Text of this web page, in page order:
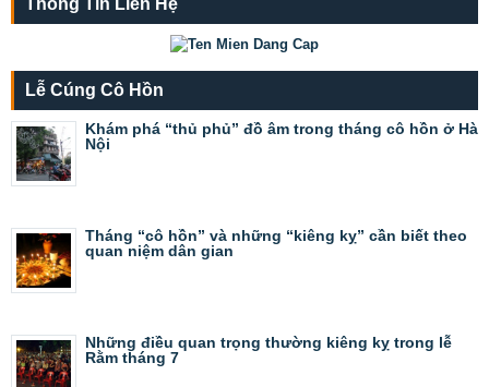
Lễ Cúng Cô Hồn
Khám phá “thủ phủ” đồ âm trong tháng cô hồn ở Hà
Nội
Tháng “cô hồn” và những “kiêng kỵ” cần biết theo
quan niệm dân gian
Những điều quan trọng thường kiêng kỵ trong lễ
Rằm tháng 7